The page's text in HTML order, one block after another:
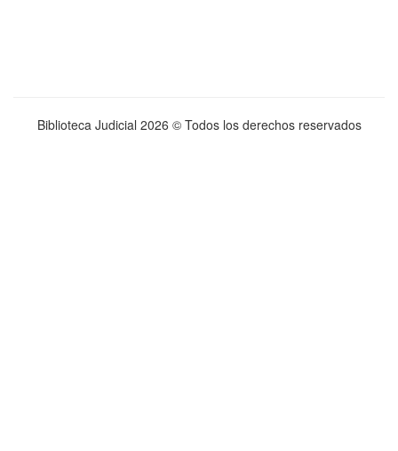
Biblioteca Judicial 2026 © Todos los derechos reservados